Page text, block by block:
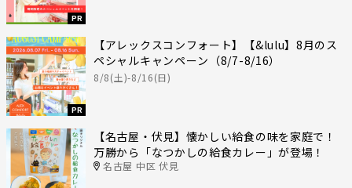
PR
PR
【アレックスコンフォート】【&lulu】8月のス
ペシャルキャンペーン（8/7-8/16）
8/8(土)-8/16(日)
【名古屋・伏見】懐かしい給食の味を家庭で！
万勝から「なつかしの給食カレー」が登場！
名古屋 中区 伏見